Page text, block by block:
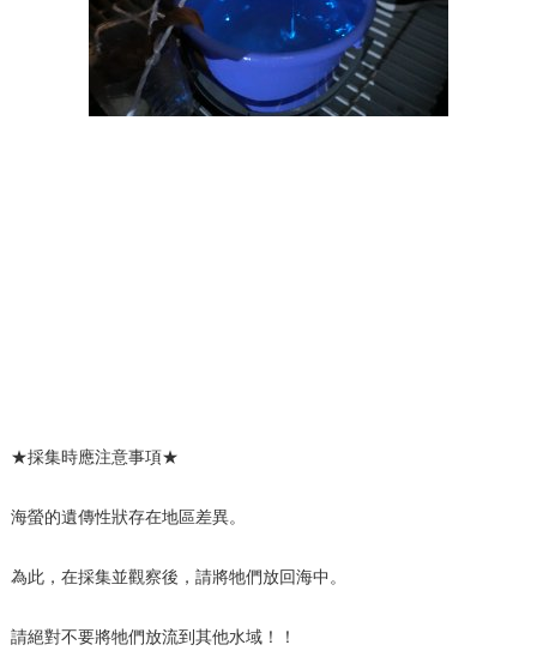
★採集時應注意事項★
海螢的遺傳性狀存在地區差異。
為此，在採集並觀察後，請將牠們放回海中。
請絕對不要將牠們放流到其他水域！！